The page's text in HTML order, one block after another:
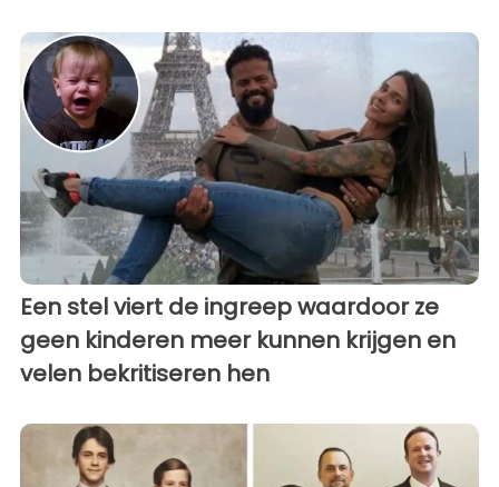
Een stel viert de ingreep waardoor ze
geen kinderen meer kunnen krijgen en
velen bekritiseren hen